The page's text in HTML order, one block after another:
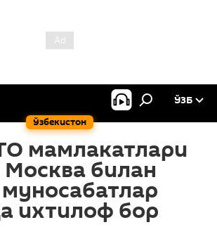
Ўзбекистон
ЎЗБ
мамлакатлари
билан
ихтилоф бор